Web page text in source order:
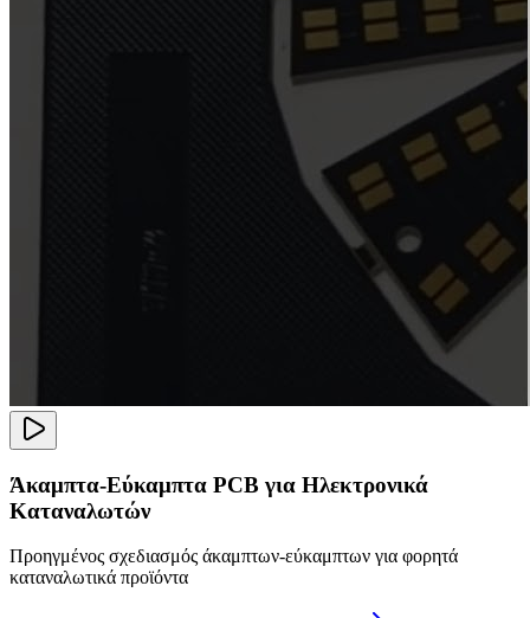
Άκαμπτα-Εύκαμπτα PCB για Ηλεκτρονικά
Καταναλωτών
Προηγμένος σχεδιασμός άκαμπτων-εύκαμπτων για φορητά
καταναλωτικά προϊόντα